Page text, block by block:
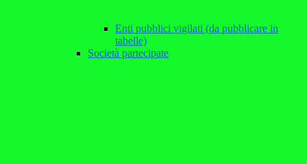
Enti pubblici vigilati (da pubblicare in
tabelle)
Società partecipate